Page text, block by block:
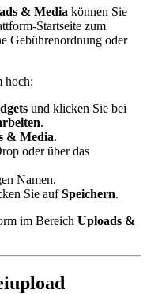
& Media können Sie
Startseite zum
Gebührenordnung oder
hoch:
und klicken Sie bei
.
& Media.
oder über das
Namen.
Sie aufSpeichern.
im Bereich Uploads &